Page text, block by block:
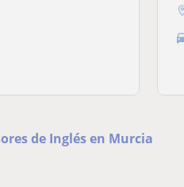
de Inglés en Murcia